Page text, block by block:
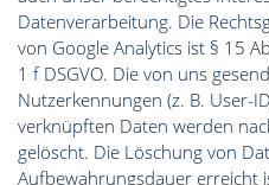
Datenverarbeitung. Die
von Google Analytics ist § 15
1 f DSGVO. Die von uns
Nutzerkennungen (z. B. User-
verknüpften Daten werden
gelöscht. Die Löschung von
Aufbewahrungsdauer erreicht